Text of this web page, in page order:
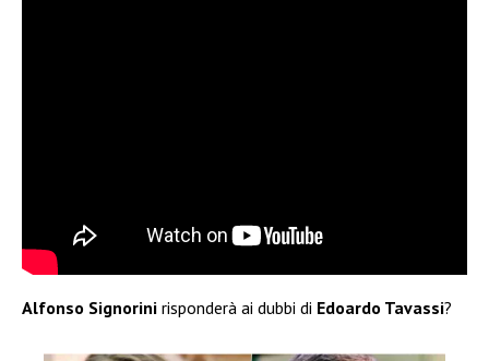
Alfonso Signorini risponderà ai dubbi di Edoardo Tavassi?